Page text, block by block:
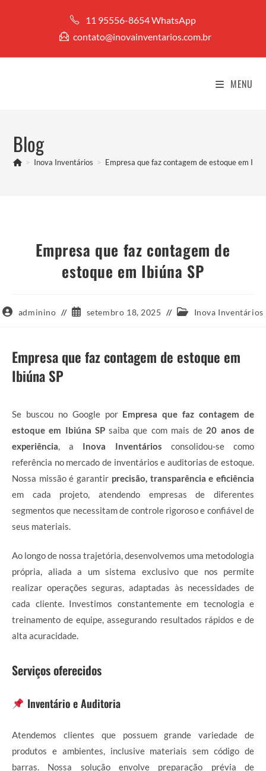
11 95556-8654 WhatsApp
contato@inovainventarios.com.br
MENU
Blog
> Inova Inventários > Empresa que faz contagem de estoque em
Empresa que faz contagem de
estoque em Ibiúna SP
Autoradminino
Postsetembro 18, 2025
Categoria
Inova Inventários
Empresa que faz contagem de estoque em
Ibiúna SP
Se buscou no Google por Empresa que faz contagem de
estoque em Ibiúna SPsaiba que com mais de 20 anos de
experiência , a Inova Inventários consolidou-se como
referência no mercado de inventários e auditorias de estoque.
Nossa missão é garantir precisão, transparência e eficiência
em cada projeto, atendendo empresas de diferentes
segmentos que necessitam de controle rigoroso e confiável de
seus materiais.
Ao longo de nossa trajetória, desenvolvemos uma metodologia
própria, aliada a um sistema exclusivo que nos permite
realizar operações seguras, adaptadas às necessidades de
cada cliente. Investimos constantemente em tecnologia e
treinamento de equipe, assegurando resultados rápidos e de
alta acuracidade.
Serviços oferecidos
Inventário e Auditoria
Atendemos clientes que possuem grande variedade de
produtos e ambientes, inclusive materiais sem código de
barras. Nossa solução envolve preparação prévia de